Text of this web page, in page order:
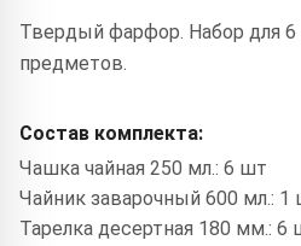
Твердый фарфор. Набор для 6
предметов.
Состав комплекта:
Чашка чайная 250 мл.: 6 шт
Чайник заварочный 600 мл.: 1
Тарелка десертная 180 мм.: 6